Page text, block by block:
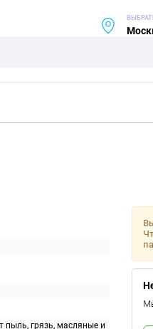
пыль, грязь, масляные и